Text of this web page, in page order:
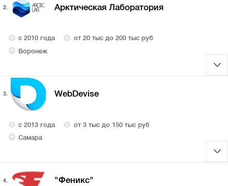
2. Арктическая Лаборатория
с 2010 года
от 20 тыс до 200 тыс руб
Воронеж
3. WebDevise
с 2013 года
от 3 тыс до 150 тыс руб
Самара
4. "Феникс"